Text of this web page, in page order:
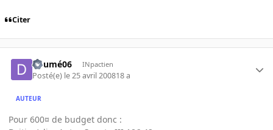
Citer
doumé06 INpactien
Posté(e) le 25 avril 200818 a
AUTEUR
Pour 600¤ de budget donc :